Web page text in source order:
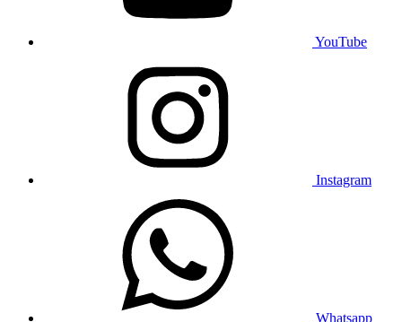
YouTube
Instagram
Whatsapp